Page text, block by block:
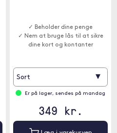
✓ Beholder dine penge
✓ Nem at bruge lås til at sikre
dine kort og kontanter
Sort ▾
Er på lager, sendes på mandag
349 kr.